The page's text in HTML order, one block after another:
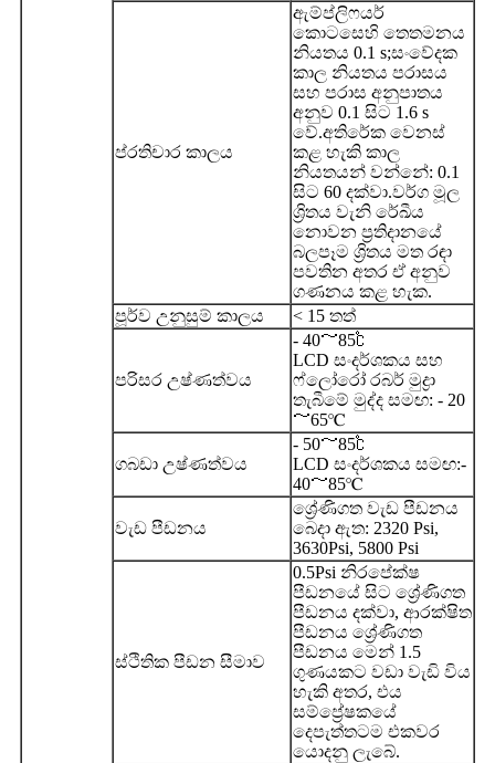
ප්රතිචාර කාලය
ඇම්ප්ලිෆයර්
කොටසෙහි තෙතමනය
නියතය 0.1 s;සංවේදක
කාල නියතය පරාසය
සහ පරාස අනුපාතය
අනුව 0.1 සිට 1.6 s
වේ.අතිරේක වෙනස්
කළ හැකි කාල
නියතයන් වන්නේ: 0.1
සිට 60 දක්වා.වර්ග මූල
ශ්‍රිතය වැනි රේඛීය
නොවන ප්‍රතිදානයේ
බලපෑම ශ්‍රිතය මත රඳා
පවතින අතර ඒ අනුව
ගණනය කළ හැක.
පූර්ව උනුසුම් කාලය
< 15 තත්
පරිසර උෂ්ණත්වය
- 40～85℃
LCD සංදර්ශකය සහ
ෆ්ලෝරෝ රබර් මුද්‍රා
තැබීමේ මුද්ද සමඟ: - 20
～65℃
ගබඩා උෂ්ණත්වය
- 50～85℃
LCD සංදර්ශකය සමඟ:-
40～85℃
වැඩ පීඩනය
ශ්‍රේණිගත වැඩ පීඩනය
බෙදා ඇත: 2320 Psi,
3630Psi, 5800 Psi
ස්ථිතික පීඩන සීමාව
0.5Psi නිරපේක්ෂ
පීඩනයේ සිට ශ්‍රේණිගත
පීඩනය දක්වා, ආරක්ෂිත
පීඩනය ශ්‍රේණිගත
පීඩනය මෙන් 1.5
ගුණයකට වඩා වැඩි විය
හැකි අතර, එය
සම්ප්‍රේෂකයේ
දෙපැත්තටම එකවර
යොදනු ලැබේ.